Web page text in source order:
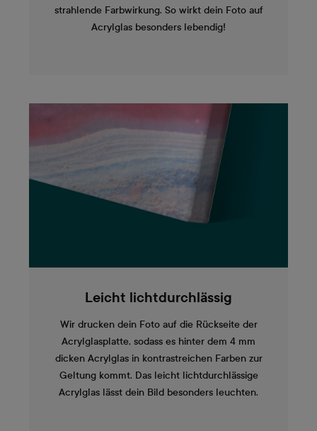
strahlende Farbwirkung. So wirkt dein Foto auf
Acrylglas besonders lebendig!
Leicht lichtdurchlässig
Wir drucken dein Foto auf die Rückseite der
Acrylglasplatte, sodass es hinter dem 4 mm
dicken Acrylglas in kontrastreichen Farben zur
Geltung kommt. Das leicht lichtdurchlässige
Acrylglas lässt dein Bild besonders leuchten.